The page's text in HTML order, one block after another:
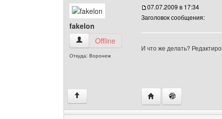
fakelon
fakelon Посмотреть профиль
Offline
Откуда: Воронеж
07.07.2009 в 17:34
Заголовок сообщения:
И что же делать?
↑ Посетить сайт